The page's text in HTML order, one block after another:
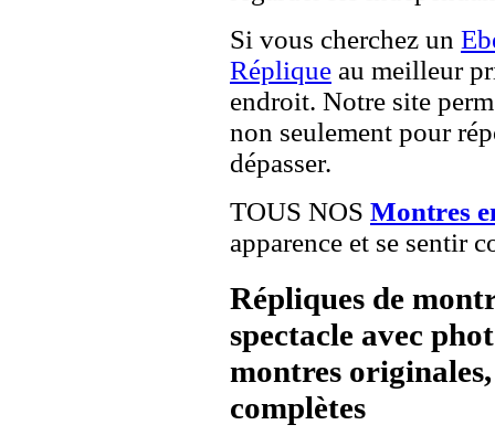
Si vous cherchez un
Réplique au meilleur
endroit. Notre site
non seulement pour
dépasser.
TOUS NOS Montres
apparence et se sentir
Répliques de
spectacle avec
montres
complètes